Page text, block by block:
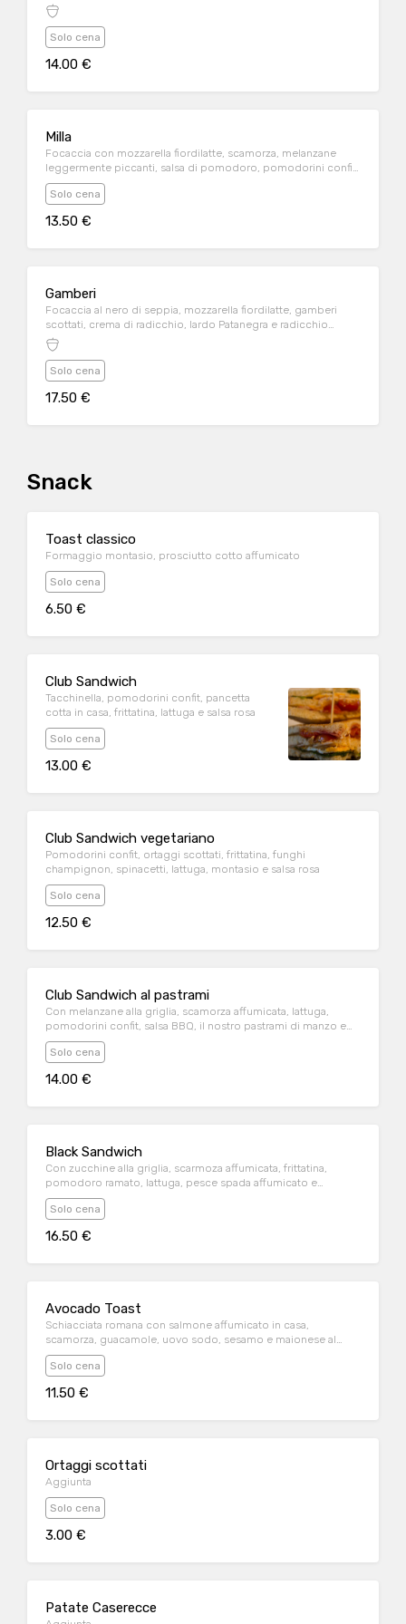
Solo cena
14.00 €
Milla
Focaccia con mozzarella fiordilatte, scamorza, melanzane
leggermente piccanti, salsa di pomodoro, pomodorini confit
e speck
Solo cena
13.50 €
Gamberi
Focaccia al nero di seppia, mozzarella fiordilatte, gamberi
scottati, crema di radicchio, lardo Patanegra e radicchio
condito
Solo cena
17.50 €
Snack
Toast classico
Formaggio montasio, prosciutto cotto affumicato
Solo cena
6.50 €
Club Sandwich
Tacchinella, pomodorini confit, pancetta
cotta in casa, frittatina, lattuga e salsa rosa
Solo cena
13.00 €
Club Sandwich vegetariano
Pomodorini confit, ortaggi scottati, frittatina, funghi
champignon, spinacetti, lattuga, montasio e salsa rosa
Solo cena
12.50 €
Club Sandwich al pastrami
Con melanzane alla griglia, scamorza affumicata, lattuga,
pomodorini confit, salsa BBQ, il nostro pastrami di manzo e
salsa rosa
Solo cena
14.00 €
Black Sandwich
Con zucchine alla griglia, scarmoza affumicata, frittatina,
pomodoro ramato, lattuga, pesce spada affumicato e
maionese al limone
Solo cena
16.50 €
Avocado Toast
Schiacciata romana con salmone affumicato in casa,
scamorza, guacamole, uovo sodo, sesamo e maionese al
limone
Solo cena
11.50 €
Ortaggi scottati
Aggiunta
Solo cena
3.00 €
Patate Caserecce